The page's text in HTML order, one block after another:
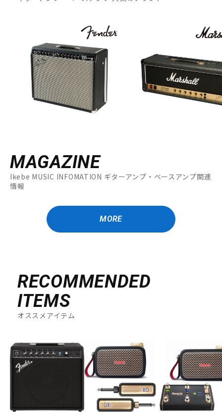
MAGAZINE
Ikebe MUSIC INFOMATION ギターアンプ・ベースアンプ関連
情報
MORE
RECOMMENDED
ITEMS
オススメアイテム